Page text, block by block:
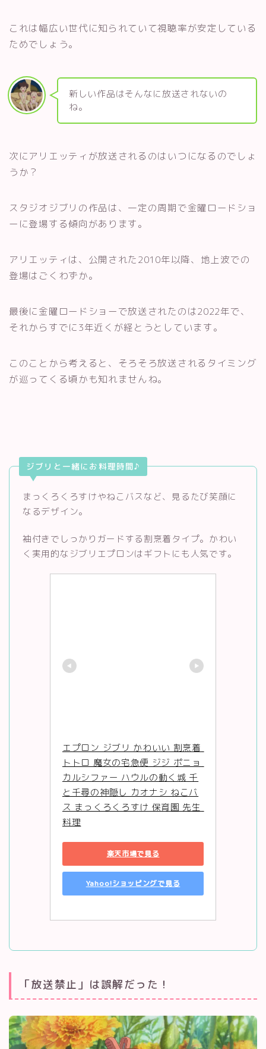
これは幅広い世代に知られていて視聴率が安定している
ためでしょう。
新しい作品はそんなに放送されないの
ね。
次にアリエッティが放送されるのはいつになるのでしょ
うか？
スタジオジブリの作品は、一定の周期で金曜ロードショ
ーに登場する傾向があります。
アリエッティは、公開された2010年以降、地上波での
登場はごくわずか。
最後に金曜ロードショーで放送されたのは2022年で、
それからすでに3年近くが経とうとしています。
このことから考えると、そろそろ放送されるタイミング
が巡ってくる頃かも知れませんね。
ジブリと一緒にお料理時間♪
まっくろくろすけやねこバスなど、見るたび笑顔に
なるデザイン。
袖付きでしっかりガードする割烹着タイプ。かわい
く実用的なジブリエプロンはギフトにも人気です。
エプロン ジブリ かわいい 割烹着
トトロ 魔女の宅急便 ジジ ポニョ
カルシファー ハウルの動く城 千
と千尋の神隠し カオナシ ねこバ
ス まっくろくろすけ 保育園 先生
料理
楽天市場で見る
Yahoo!ショッピングで見る
「放送禁止」は誤解だった！
無料キャンペーン実施中！
Netflixでジブリを見る方法！